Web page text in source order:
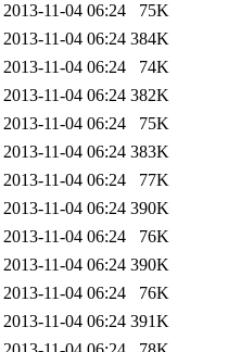
2013-11-04 06:24
75K
2013-11-04 06:24 384K
2013-11-04 06:24
74K
2013-11-04 06:24 382K
2013-11-04 06:24
75K
2013-11-04 06:24 383K
2013-11-04 06:24
77K
2013-11-04 06:24 390K
2013-11-04 06:24
76K
2013-11-04 06:24 390K
2013-11-04 06:24
76K
2013-11-04 06:24 391K